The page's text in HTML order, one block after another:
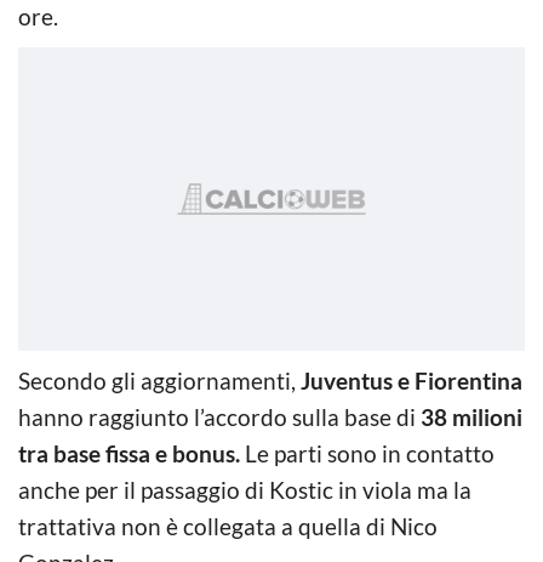
ore.
Secondo gli aggiornamenti, Juventus e Fiorentina
hanno raggiunto l’accordo sulla base di 38 milioni
tra base fissa e bonus. Le parti sono in contatto
anche per il passaggio di Kostic in viola ma la
trattativa non è collegata a quella di Nico